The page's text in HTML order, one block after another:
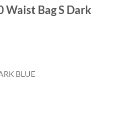
Waist Bag S Dark
BLUE